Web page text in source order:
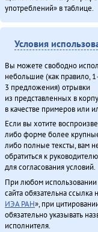
Эвенкиядук сониӈил
ЭМР КМНС «Арун»
Этэечимнилдулэ
Ямалду ороды
Итого
употреблений» в таблице.
Условия
Вы можете свободно
небольшие (как правило,
3 предложения) отрывки
из представленных в
в качестве примеров или
Если вы хотите
либо форме более
либо полные тексты, вам
обратиться к
для согласования условий.
При любом использовании
сайта обязательна ссылка
ИЭА РАН», при
обязательно указывать
исполнителя.